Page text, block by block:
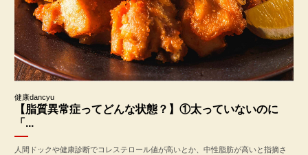
健康dancyu
【脂質異常症ってどんな状態？】①太っていないのに
「...
人間ドックや健康診断でコレステロール値が高いとか、中性脂肪が高いと指摘さ